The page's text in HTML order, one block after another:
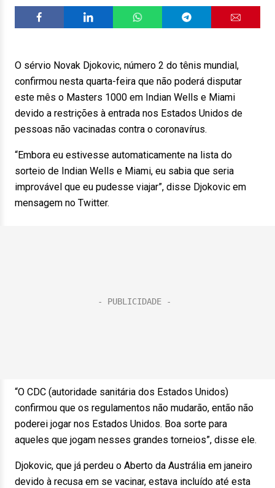
O sérvio Novak Djokovic, número 2 do tênis mundial,
confirmou nesta quarta-feira que não poderá disputar
este mês o Masters 1000 em Indian Wells e Miami
devido a restrições à entrada nos Estados Unidos de
pessoas não vacinadas contra o coronavírus.
“Embora eu estivesse automaticamente na lista do
sorteio de Indian Wells e Miami, eu sabia que seria
improvável que eu pudesse viajar”, disse Djokovic em
mensagem no Twitter.
“O CDC (autoridade sanitária dos Estados Unidos)
confirmou que os regulamentos não mudarão, então não
poderei jogar nos Estados Unidos. Boa sorte para
aqueles que jogam nesses grandes torneios”, disse ele.
Djokovic, que já perdeu o Aberto da Austrália em janeiro
devido à recusa em se vacinar, estava incluído até esta